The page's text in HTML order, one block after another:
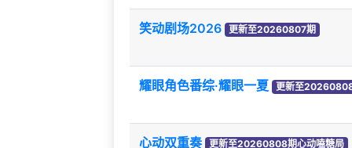
笑动剧场2026 更新至20260807期
耀眼角色番综·耀眼一夏 更新至
心动双重奏 更新至20260808期心动嗑糖局